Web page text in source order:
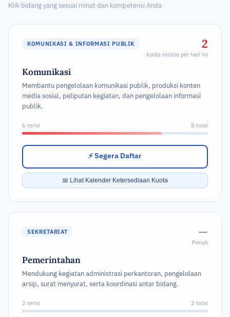
Klik bidang yang sesuai minat dan kompetensi Anda
KOMUNIKASI & INFORMASI PUBLIK 2
kuota tersisa per hari ini
Komunikasi
Membantu pengelolaan komunikasi publik, produksi konten
media sosial, peliputan kegiatan, dan pengelolaan informasi
publik.
6 terisi 8 total
⚡ Segera Daftar
📅 Lihat Kalender Ketersediaan Kuota
SEKRETARIAT —
Penuh
Pemerintahan
Mendukung kegiatan administrasi perkantoran, pengelolaan
arsip, surat menyurat, serta koordinasi antar bidang.
2 terisi 2 total